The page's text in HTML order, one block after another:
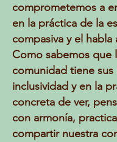
comprometemos a
en la práctica de la
compasiva y el habla
Como sabemos que
comunidad tiene sus
inclusividad y en la
concreta de ver,
con armonía,
compartir nuestra